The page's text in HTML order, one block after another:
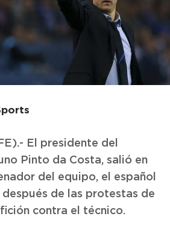
El presidente del
Pinto da Costa, salió en
del equipo, el español
de las protestas de
contra el técnico.